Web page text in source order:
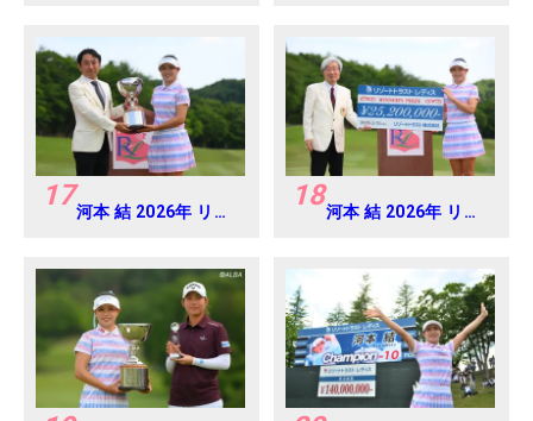
17河本 結 2026年 リゾ
18河本 結 2026年 リゾ